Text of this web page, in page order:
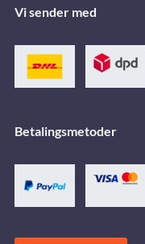
Vi sender med
Betalingsmetoder